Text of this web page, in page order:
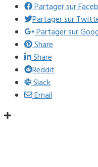
Partager sur
Partager sur
Partager sur
Share
Share
Reddit
Slack
Email